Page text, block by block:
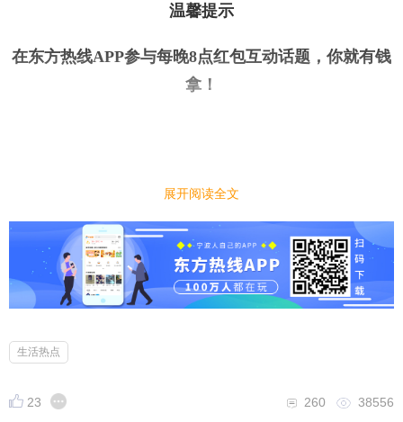
温馨提示
在东方热线APP参与每晚8点红包互动话题，你就有钱
拿 ！
毕业季到了，作为职场人
你最推荐的大学专业是哪个？
小编先来：
计算机这个专业从它诞生的那一天起到现在一直都是
了未来，就业前景也是非常的好。
展开阅读全文
生活热点
23 38556
260